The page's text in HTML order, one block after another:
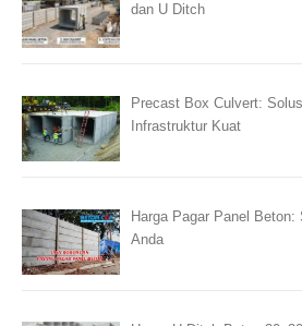
dan U Ditch
Precast Box Culvert:
Infrastruktur Kuat
Harga Pagar Panel
Anda